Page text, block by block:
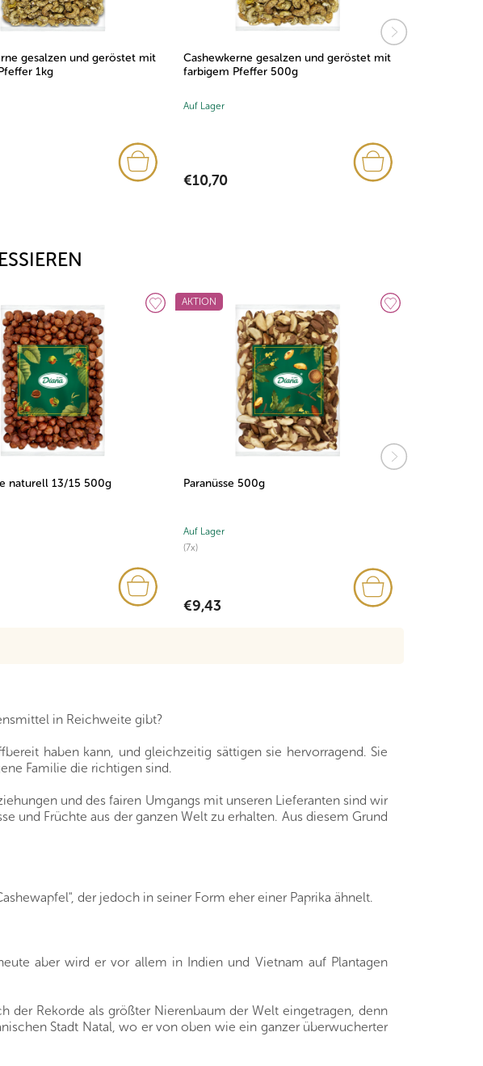
geröstet mit
Cashewkerne gesalzen und geröstet mit
farbigem Pfeffer 500g
€10,70
Cashewkerne gesalzen
€3,12
naturell 13/15 500g
AKTION
Paranüsse 500g
(7x)
Auf Lager
€9,43
in Reichweite gibt?
haben kann, und gleichzeitig sättigen sie hervorragend. Sie
Familie die richtigen sind.
und des fairen Umgangs mit unseren Lieferanten sind wir
und Früchte aus der ganzen Welt zu erhalten. Aus diesem Grund
der jedoch in seiner Form eher einer Paprika ähnelt.
aber wird er vor allem in Indien und Vietnam auf Plantagen
der Rekorde als größter Nierenbaum der Welt eingetragen, denn
Stadt Natal, wo er von oben wie ein ganzer überwucherter